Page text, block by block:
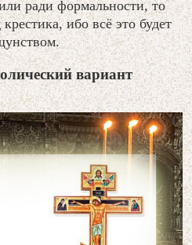
ради формальности, то
ибо всё это будет
вариант